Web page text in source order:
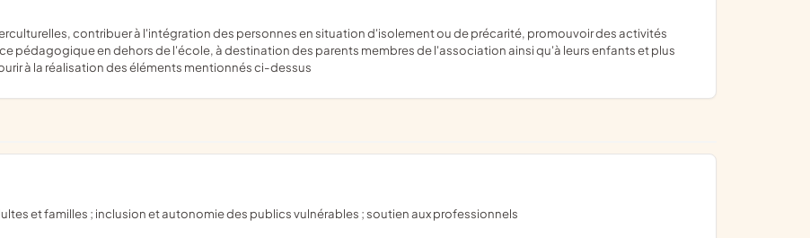
pédagogique en dehors de l'école, à destination des parents membres de l'association ainsi qu'à leurs enfants et plus
à la réalisation des éléments mentionnés ci-dessus
et familles ; inclusion et autonomie des publics vulnérables ; soutien aux professionnels